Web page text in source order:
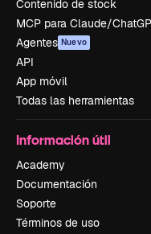
Contenido de stock
MCP para Claude/
Agentes Nuevo
API
App móvil
Todas las herramientas
Información útil
Academy
Documentación
Soporte
Términos de uso